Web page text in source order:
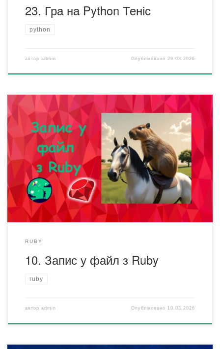
23. Гра на Python Теніс
python
автор admin Опубліковано 29.03.2026
На уроці “Запис у файл з Ruby” ви дізнаєтеся, як змусити
програму зберігати інформацію у файлі, а не втрачати її
після закриття. Ми навчимося створювати файли та
записувати в них дані (важливі і не дуже) за допомогою
коду. Виявляється програмно можна записувати дані
автоматично. А якщо ще додати цикл, то можна […]
RUBY
10. Запис у файл з Ruby
ruby
автор admin Опубліковано 10.03.2026